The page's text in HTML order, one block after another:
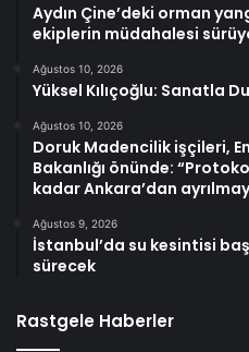
Aydın Çine’deki orman
ekiplerin müdahalesi
Ağustos 10, 2026
Yüksel Kılıçoğlu: Sanatla
Ağustos 10, 2026
Doruk Madencilik işçileri,
Bakanlığı önünde:
kadar Ankara’dan
Ağustos 9, 2026
İstanbul’da su kesintisi
sürecek
Rastgele Haberler